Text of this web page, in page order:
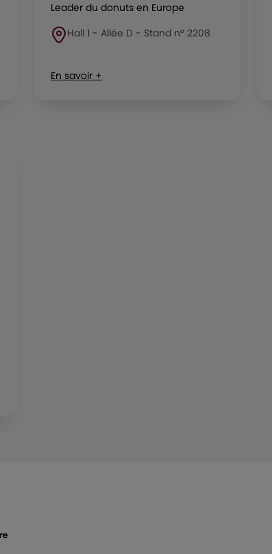
Leader du donuts en Europe
Hall 1 - Allée D - Stand n° 2208
En savoir +